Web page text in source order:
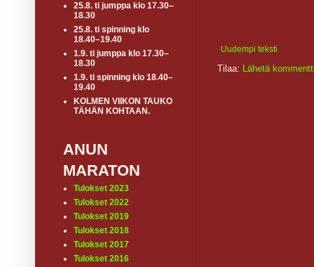
Uudempi teksti
Tilaa: Lähetä
25.8. ti jumppa klo 17.30–
18.30
25.8. ti spinning klo
18.40–19.40
1.9. ti jumppa klo 17.30–
18.30
1.9. ti spinning klo 18.40–
19.40
KOLMEN VIIKON TAUKO
TÄHÄN KOHTAAN.
ANUN
MARATON
Tulokset 2023
Tulokset 2022
Tulokset 2019
Tulokset 2018
Tulokset 2017
Tulokset 2016